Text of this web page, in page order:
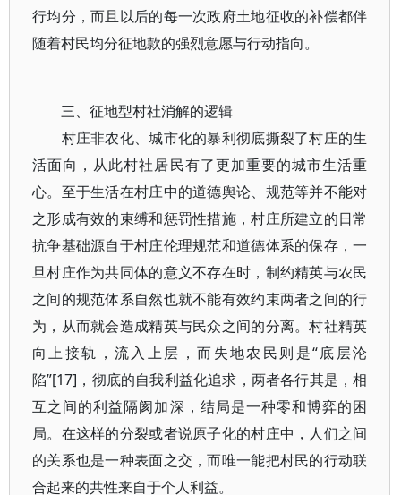
行均分，而且以后的每一次政府土地征收的补偿都伴
随着村民均分征地款的强烈意愿与行动指向。
三、征地型村社消解的逻辑
村庄非农化、城市化的暴利彻底撕裂了村庄的生
活面向，从此村社居民有了更加重要的城市生活重
心。至于生活在村庄中的道德舆论、规范等并不能对
之形成有效的束缚和惩罚性措施，村庄所建立的日常
抗争基础源自于村庄伦理规范和道德体系的保存，一
旦村庄作为共同体的意义不存在时，制约精英与农民
之间的规范体系自然也就不能有效约束两者之间的行
为，从而就会造成精英与民众之间的分离。村社精英
向上接轨，流入上层，而失地农民则是“底层沦
陷”[17]，彻底的自我利益化追求，两者各行其是，相
互之间的利益隔阂加深，结局是一种零和博弈的困
局。在这样的分裂或者说原子化的村庄中，人们之间
的关系也是一种表面之交，而唯一能把村民的行动联
合起来的共性来自于个人利益。